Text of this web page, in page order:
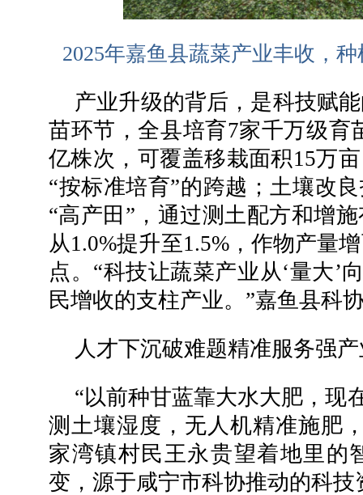
2025年嘉鱼县蔬菜产业丰收，
产业升级的背后，是科技赋
苗环节，全县培育7家千万级育
亿株次，可覆盖移栽面积15万
“按标准培育”的跨越；土壤改
“高产田”，通过测土配方和增
从1.0%提升至1.5%，作物产量
点。“科技让蔬菜产业从‘量大’
民增收的支柱产业。”嘉鱼县科
人才下沉破难题精准服务强
“以前种甘蓝靠大水大肥，现
测土壤湿度，无人机精准施肥
家湾镇村民王永贵望着地里的
变，源于咸宁市科协推动的科技